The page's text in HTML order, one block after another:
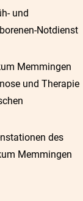
und
Notdienst
Memmingen
und Therapie
des
Memmingen